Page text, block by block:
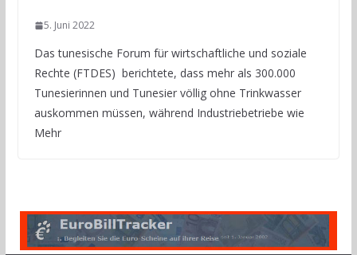
5. Juni 2022
Das tunesische Forum für wirtschaftliche und soziale
Rechte (FTDES) berichtete, dass mehr als 300.000
Tunesierinnen und Tunesier völlig ohne Trinkwasser
auskommen müssen, während Industriebetriebe wie
Mehr